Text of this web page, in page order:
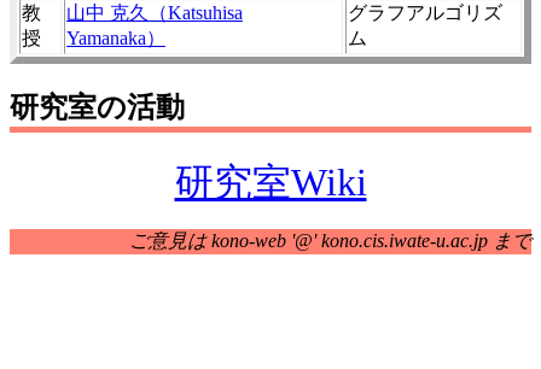
教
授
山中 克久（Katsuhisa
Yamanaka）
グラフアルゴリズ
ム
研究室の活動
研究室Wiki
ご意見は kono-web '@' kono.cis.iwate-u.ac.jp まで